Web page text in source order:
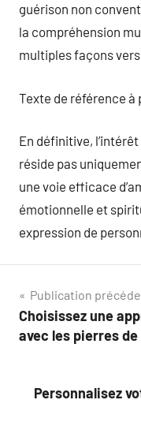
guérison non
la compréhension
multiples façons
Texte de référence à
En définitive,
réside pas
une voie efficace
émotionnelle et
expression de
Navigation
de
Publication
Choisissez une
avec les pierres
Personnalisez